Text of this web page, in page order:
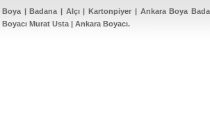
Boya | Badana | Alçı | Kartonpiyer | Ankara Boya
Boyacı Murat Usta | Ankara Boyacı.